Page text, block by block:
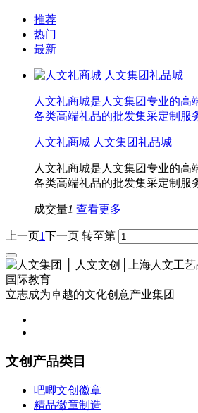
推荐
热门
最新
人文礼商城是人文集团专业的高
各类高端礼品的批发集采定制服
人文礼商城 人文集团礼品城
人文礼商城是人文集团专业的高
各类高端礼品的批发集采定制服
成交量1 查看更多
上一页1下一页 转至第
立志成为卓越的文化创意产业集团
文创产品类目
吧唧文创徽章
精品徽章制造